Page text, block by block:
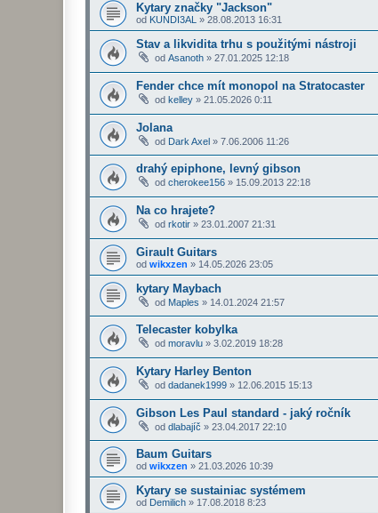
Kytary značky "Jackson"
od KUNDI3AL » 28.08.2013 16:31
Stav a likvidita trhu s použitými nástroji
od Asanoth » 27.01.2025 12:18
Fender chce mít monopol na Stratocaster
od kelley » 21.05.2026 0:11
Jolana
od Dark Axel » 7.06.2006 11:26
drahý epiphone, levný gibson
od cherokee156 » 15.09.2013 22:18
Na co hrajete?
od rkotir » 23.01.2007 21:31
Girault Guitars
od wikxzen » 14.05.2026 23:05
kytary Maybach
od Maples » 14.01.2024 21:57
Telecaster kobylka
od moravlu » 3.02.2019 18:28
Kytary Harley Benton
od dadanek1999 » 12.06.2015 15:13
Gibson Les Paul standard - jaký ročník
od dlabajíč » 23.04.2017 22:10
Baum Guitars
od wikxzen » 21.03.2026 10:39
Kytary se sustainiac systémem
od Demilich » 17.08.2018 8:23